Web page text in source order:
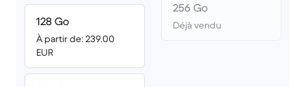
128 Go
À partir de: 239.00
EUR
256 Go
Déjà vendu